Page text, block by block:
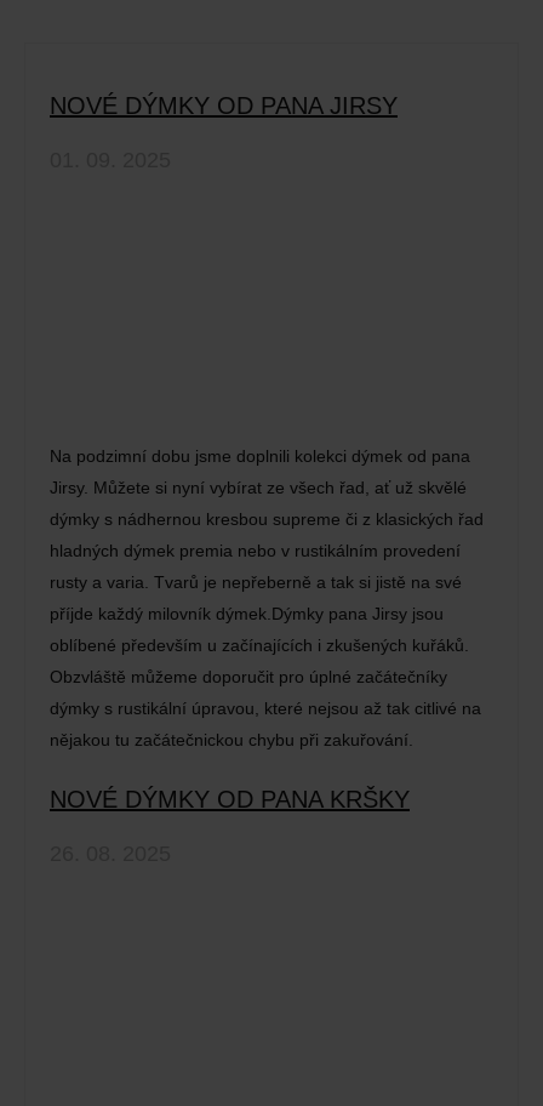
NOVÉ DÝMKY OD PANA JIRSY
Na podzimní dobu jsme doplnili kolekci dýmek od pana
Jirsy. Můžete si nyní vybírat ze všech řad, ať už skvělé
dýmky s nádhernou kresbou supreme či z klasických řad
hladných dýmek premia nebo v rustikálním provedení
rusty a varia. Tvarů je nepřeberně a tak si jistě na své
příjde každý milovník dýmek.Dýmky pana Jirsy jsou
oblíbené především u začínajících i zkušených kuřáků.
Obzvláště můžeme doporučit pro úplné začátečníky
dýmky s rustikální úpravou, které nejsou až tak citlivé na
nějakou tu začátečnickou chybu při zakuřování.
NOVÉ DÝMKY OD PANA KRŠKY